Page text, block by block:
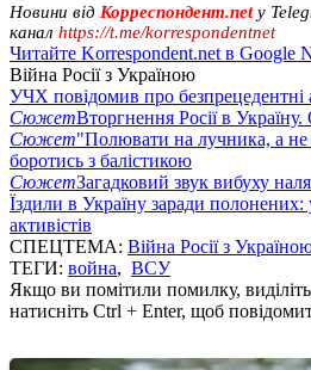
Новини від Корреспондент.netу
канал https://t.me/korrespondentnet
Читайте Korrespondent.net в Google
Війна Росії з Україною
УЧХ повідомив про безпрецедентні
СюжетВторгнення Росії в
Сюжет"Полювати на лучника, а не
боротись з балістикою
СюжетЗагадковий звук вибуху
Їздили в Україну заради полонених:
активістів
СПЕЦТЕМА: Війна Росії з
ТЕГИ: война, ВСУ
Якщо ви помітили помилку, виділіть
натисніть Ctrl + Enter, щоб